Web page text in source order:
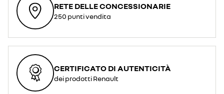
RETE DELLE CONCESSIONARIE
250 punti vendita
CERTIFICATO DI AUTENTICITÀ
dei prodotti Renault